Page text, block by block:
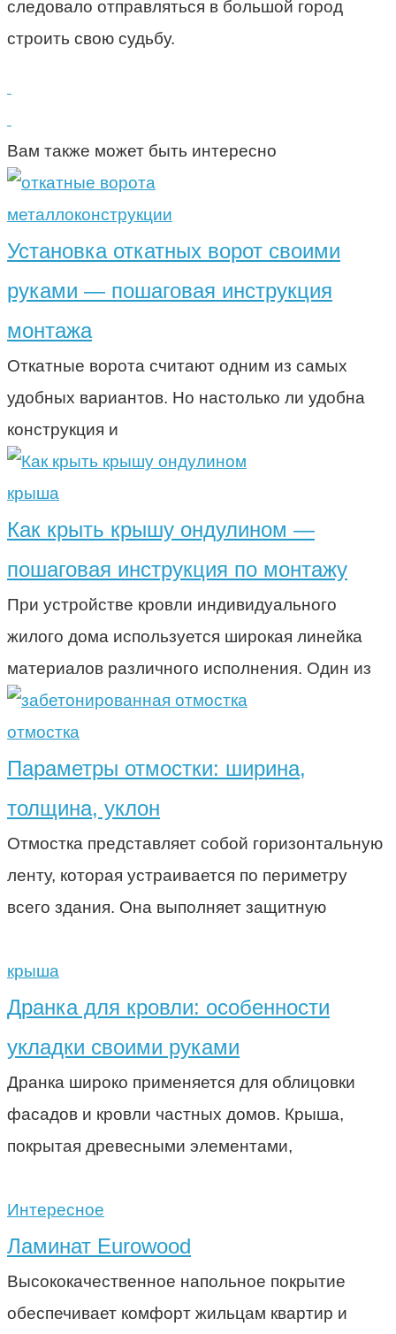
следовало отправляться в большой город
строить свою судьбу.
Вам также может быть интересно
металлоконструкции
Установка откатных ворот своими
руками — пошаговая инструкция
монтажа
Откатные ворота считают одним из самых
удобных вариантов. Но настолько ли удобна
конструкция и
крыша
Как крыть крышу ондулином —
пошаговая инструкция по монтажу
При устройстве кровли индивидуального
жилого дома используется широкая линейка
материалов различного исполнения. Один из
отмостка
Параметры отмостки: ширина,
толщина, уклон
Отмостка представляет собой горизонтальную
ленту, которая устраивается по периметру
всего здания. Она выполняет защитную
крыша
Дранка для кровли: особенности
укладки своими руками
Дранка широко применяется для облицовки
фасадов и кровли частных домов. Крыша,
покрытая древесными элементами,
Интересное
Ламинат Eurowood
Высококачественное напольное покрытие
обеспечивает комфорт жильцам квартир и